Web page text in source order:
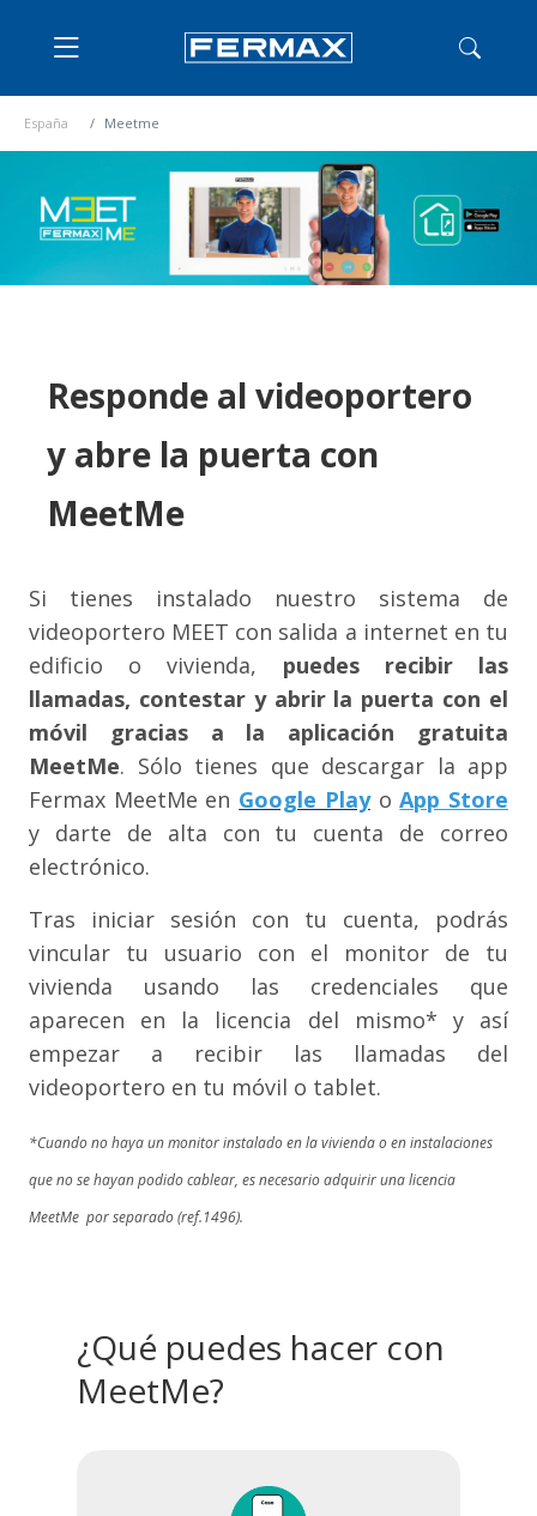
España Meetme
Responde al videoportero
y abre la puerta con
MeetMe
Si tienes instalado nuestro sistema de
videoportero MEET con salida a internet en tu
edificio o vivienda, puedes recibir las
llamadas, contestar y abrir la puerta con el
móvil gracias a la aplicación gratuita
MeetMe. Sólo tienes que descargar la app
Fermax MeetMe en Google Play o App Store
y darte de alta con tu cuenta de correo
electrónico.
Tras iniciar sesión con tu cuenta, podrás
vincular tu usuario con el monitor de tu
vivienda usando las credenciales que
aparecen en la licencia del mismo* y así
empezar a recibir las llamadas del
videoportero en tu móvil o tablet.
*Cuando no haya un monitor instalado en la vivienda o en instalaciones
que no se hayan podido cablear, es necesario adquirir una licencia
MeetMe por separado (ref.1496).
¿Qué puedes hacer con
MeetMe?